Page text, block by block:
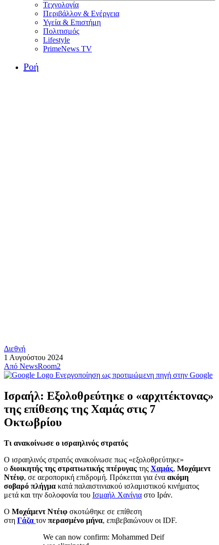
Τεχνολογία
Περιβάλλον & Ενέργεια
Υγεία & Επιστήμη
Πολιτισμός
Lifestyle
PrimeNews TV
Ροή
Διεθνή
1 Αυγούστου 2024
Από NewsRoom2
Ενεργοποίηση ως προτιμώμενη πηγή στην Google
Ισραήλ: Εξολοθρεύτηκε ο «αρχιτέκτονας»
της επίθεσης της Χαμάς στις 7
Οκτωβρίου
Τι ανακοίνωσε ο ισραηλινός στρατός
Ο ισραηλινός στρατός ανακοίνωσε πως «εξολοθρεύτηκε»
ο διοικητής της στρατιωτικής πτέρυγας της Χαμάς, Μοχάμεντ
Ντέιφ, σε αεροπορική επιδρομή. Πρόκειται για ένα ακόμη
σοβαρό πλήγμα κατά παλαιστινιακού ισλαμιστικού κινήματος
μετά και την δολοφονία του Ισμαήλ Χανίγια στο Ιράν.
Ο Μοχάμεντ Ντέιφ σκοτώθηκε σε επίθεση
στη Γάζα τον περασμένο μήνα, επιβεβαιώνουν οι IDF.
We can now confirm: Mohammed Deif